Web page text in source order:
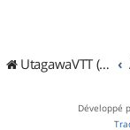
UtagawaVTT (Randos VTT et VTTAE avec traces GPS)
Développé